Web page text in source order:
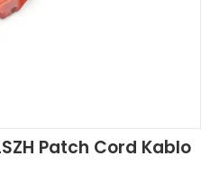
Patch Cord Kablo